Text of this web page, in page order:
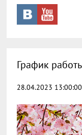
График
28.04.2023 13:00:00